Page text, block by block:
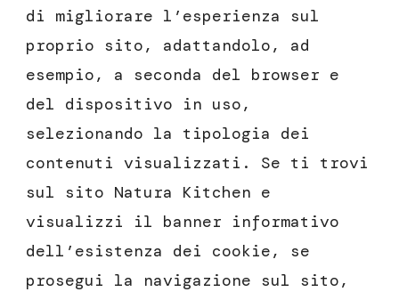
di migliorare l’esperienza sul
proprio sito, adattandolo, ad
esempio, a seconda del browser e
del dispositivo in uso,
selezionando la tipologia dei
contenuti visualizzati. Se ti trovi
sul sito Natura Kitchen e
visualizzi il banner informativo
dell’esistenza dei cookie, se
prosegui la navigazione sul sito,